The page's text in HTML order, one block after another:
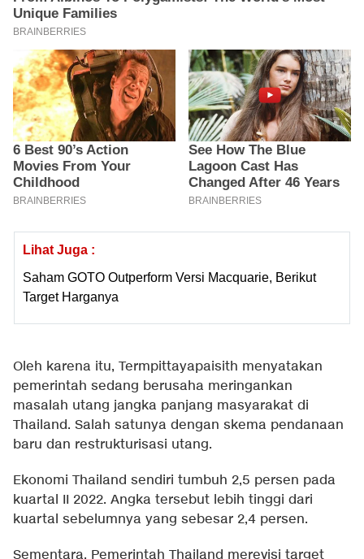
Lihat Juga :
Saham GOTO Outperform Versi Macquarie, Berikut
Target Harganya
Oleh karena itu, Termpittayapaisith menyatakan
pemerintah sedang berusaha meringankan
masalah utang jangka panjang masyarakat di
Thailand. Salah satunya dengan skema pendanaan
baru dan restrukturisasi utang.
Ekonomi Thailand sendiri tumbuh 2,5 persen pada
kuartal II 2022. Angka tersebut lebih tinggi dari
kuartal sebelumnya yang sebesar 2,4 persen.
Sementara, Pemerintah Thailand merevisi target